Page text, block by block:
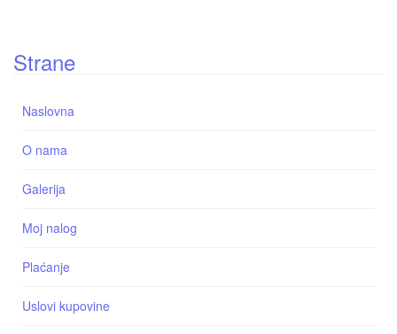
Strane
Naslovna
O nama
Galerija
Moj nalog
Plaćanje
Uslovi kupovine